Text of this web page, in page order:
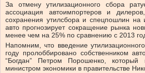
За отмену утилизационного сбора
ассоциация автоимпортеров и
сохранения утилсбора и спецпошлин на
авто прогнозирует сокращение рынка
менее чем на 25% по сравнению с 2013
Напомним, что введение
году пролоббировано собственником
“Богдан” Петром Порошенко,
министром экономики в правительстве